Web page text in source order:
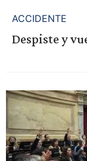
ACCIDENTE
Despiste y